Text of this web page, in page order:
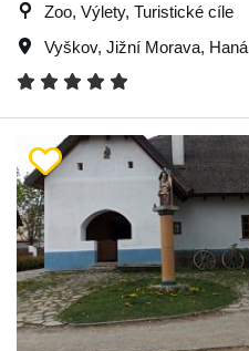
Zoo, Výlety, Turistické cíle
Vyškov, Jižní Morava, Haná